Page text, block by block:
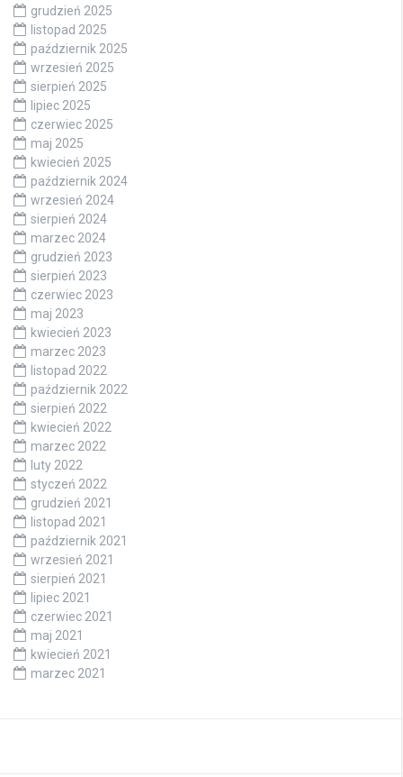
grudzień 2025
listopad 2025
październik 2025
wrzesień 2025
sierpień 2025
lipiec 2025
czerwiec 2025
maj 2025
kwiecień 2025
październik 2024
wrzesień 2024
sierpień 2024
marzec 2024
grudzień 2023
sierpień 2023
czerwiec 2023
maj 2023
kwiecień 2023
marzec 2023
listopad 2022
październik 2022
sierpień 2022
kwiecień 2022
marzec 2022
luty 2022
styczeń 2022
grudzień 2021
listopad 2021
październik 2021
wrzesień 2021
sierpień 2021
lipiec 2021
czerwiec 2021
maj 2021
kwiecień 2021
marzec 2021